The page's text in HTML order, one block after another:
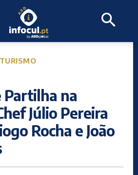
TURISMO
Partilha na
Júlio Pereira
Rocha e João